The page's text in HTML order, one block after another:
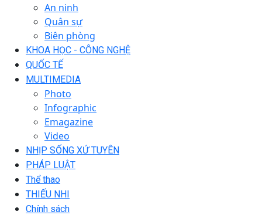
An ninh
Quân sự
Biên phòng
KHOA HỌC - CÔNG NGHỆ
QUỐC TẾ
MULTIMEDIA
Photo
Infographic
Emagazine
Video
NHỊP SỐNG XỨ TUYÊN
PHÁP LUẬT
Thể thao
THIẾU NHI
Chính sách